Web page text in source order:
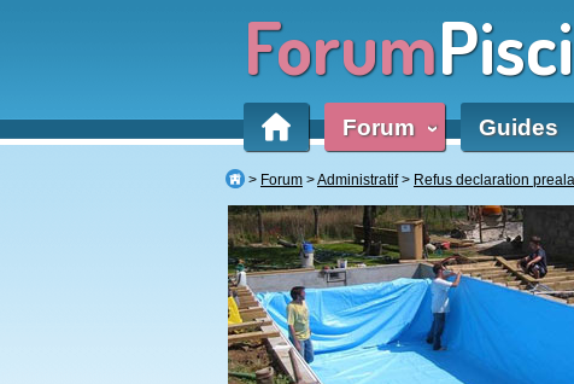
Forum
Forum ‹ Guides
Forum Administratif Refus declaration